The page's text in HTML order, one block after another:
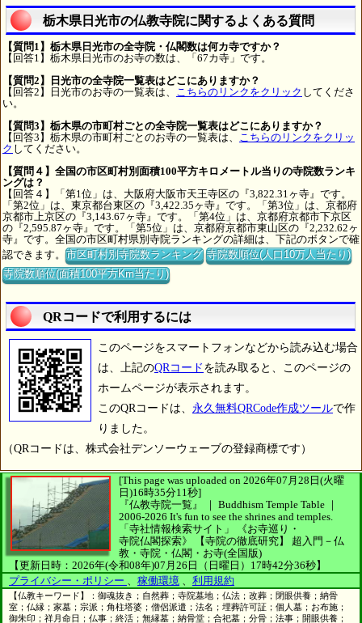
栃木県日光市の仏教寺院に関するよくある質問
【質問1】栃木県日光市の全寺院・仏閣数は何カ寺ですか？
【回答1】栃木県日光市のお寺の数は、「67カ寺」です。
【質問2】日光市の全寺院一覧表はどこにありますか？
【回答2】日光市のお寺の一覧表は、
こちらのリンクをクリック してくださ
い。
【質問3】栃木県の市町村ごとの全寺院一覧表はどこにありますか？
【回答3】栃木県の市町村ごとのお寺の一覧表は、
こちらのリンクをクリッ
ク してください。
【質問４】全国の市区町村別面積100平方キロメートル当りの寺院数ランキ
ングは？
【回答４】「第1位」は、大阪府大阪市天王寺区の『3,822.31ヶ寺』です。
「第2位」は、東京都台東区の『3,422.35ヶ寺』です。「第3位」は、京都府
京都市上京区の『3,143.67ヶ寺』です。「第4位」は、京都府京都市下京区
の『2,595.87ヶ寺』です。「第5位」は、京都府京都市東山区の『2,232.62ヶ
寺』です。全国の市区町村県別寺院ランキングの詳細は、下記のボタンで確
認できます。市区町村別寺院数ランキング 寺院数順位(人口10万人当たり)
寺院数順位(面積100平方Km当たり)
QRコードで利用するには
このページをスマートフォンなどから読み込む場合
は、上記のQRコード を読み取ると、このページの
ホームページが表示されます。
このQRコードは、 永久無料QRCode作成ツールで作
りました。
（QRコードは、株式会社デンソーウェーブの登録商標です）
[This page was uploaded on 2026年07月28日(火曜
日)16時35分11秒]
『仏教寺院一覧』 ｜ Buddhism Temple Table ｜
2006-2026 It's fun to see the shrines and temples.
「寺社情報検索サイト」
《お寺巡り・
寺院仏閣探索》
【寺院の徹底研究】
超入門－仏
教・寺院・仏閣・お寺(全国版)
【更新日時：2026年(令和08年)07月26日（日曜日）17時42分36秒】
プライバシー・ポリシー
稼働環境 利用規約
【仏教キーワード】：御魂抜き；自然葬；寺院墓地；仏法；改葬；閉眼供養；納骨
室；仏縁；家墓；宗派；角柱塔婆；僧侶派遣；法名；埋葬許可証；個人墓；お布施；
御朱印；祥月命日；仏事；終活；無縁墓；納骨堂；合祀墓；分骨；法事；開眼供養；